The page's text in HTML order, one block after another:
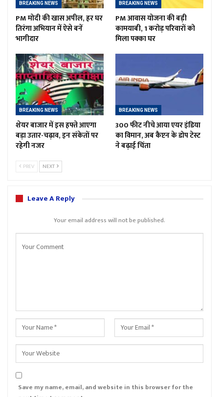
BREAKING NEWS
PM मोदी की खास अपील, हर घर
तिरंगा अभियान में ऐसे बनें
भागीदार
BREAKING NEWS
PM आवास योजना की बड़ी
कामयाबी, 1 करोड़ परिवारों को
मिला पक्का घर
BREAKING NEWS
शेयर बाजार में इस हफ्ते आएगा
बड़ा उतार-चढ़ाव, इन संकेतों पर
रहेगी नजर
BREAKING NEWS
300 फीट नीचे आया एयर इंडिया
का विमान, अब कैप्टन के डोप टेस्ट
ने बढ़ाई चिंता
PREV NEXT
Leave A Reply
Your email address will not be published.
Save my name, email, and website in this browser for the